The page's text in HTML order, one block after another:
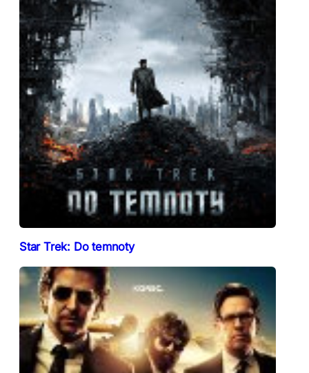
Star Trek: Do temnoty